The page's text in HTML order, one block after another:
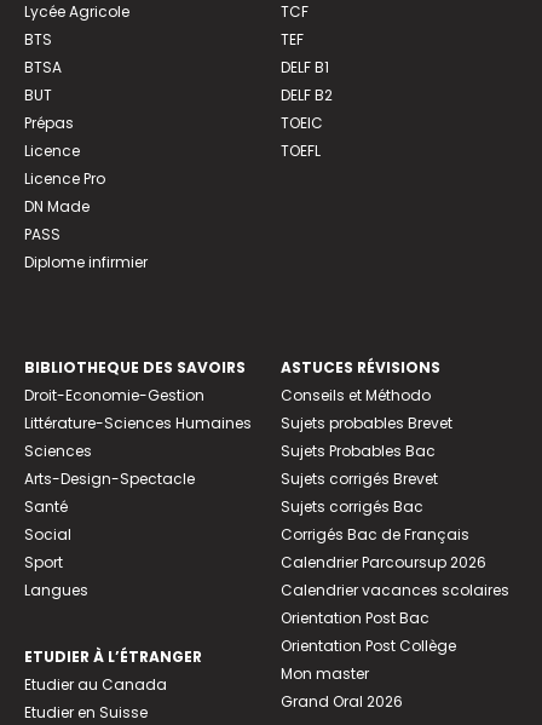
Lycée Agricole
BTS
BTSA
BUT
Prépas
Licence
Licence Pro
DN Made
PASS
Diplome infirmier
TCF
TEF
DELF B1
DELF B2
TOEIC
TOEFL
BIBLIOTHEQUE DES SAVOIRS
Droit-Economie-Gestion
Littérature-Sciences Humaines
Sciences
Arts-Design-Spectacle
Santé
Social
Sport
Langues
ETUDIER À L’ÉTRANGER
Etudier au Canada
Etudier en Suisse
ASTUCES RÉVISIONS
Conseils et Méthodo
Sujets probables Brevet
Sujets Probables Bac
Sujets corrigés Brevet
Sujets corrigés Bac
Corrigés Bac de Français
Calendrier Parcoursup 2026
Calendrier vacances scolaires
Orientation Post Bac
Orientation Post Collège
Mon master
Grand Oral 2026